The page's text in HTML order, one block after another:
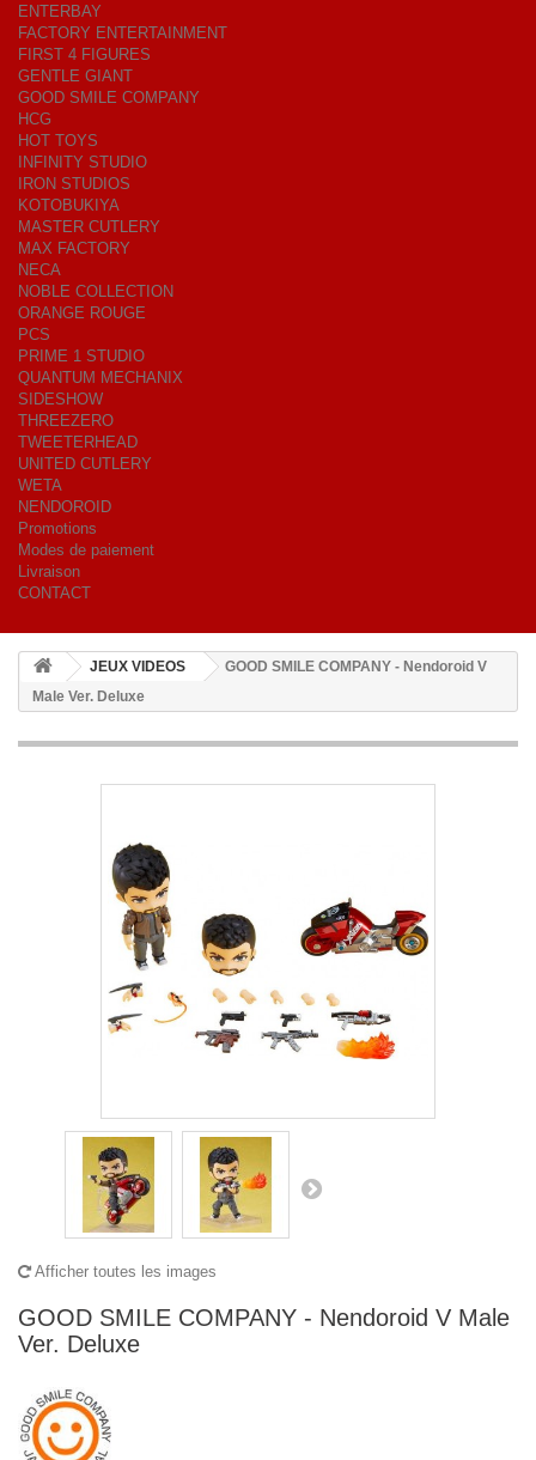
ENTERBAY
FACTORY ENTERTAINMENT
FIRST 4 FIGURES
GENTLE GIANT
GOOD SMILE COMPANY
HCG
HOT TOYS
INFINITY STUDIO
IRON STUDIOS
KOTOBUKIYA
MASTER CUTLERY
MAX FACTORY
NECA
NOBLE COLLECTION
ORANGE ROUGE
PCS
PRIME 1 STUDIO
QUANTUM MECHANIX
SIDESHOW
THREEZERO
TWEETERHEAD
UNITED CUTLERY
WETA
NENDOROID
Promotions
Modes de paiement
Livraison
CONTACT
JEUX VIDEOS
GOOD SMILE COMPANY - Nendoroid V
Male Ver. Deluxe
Afficher toutes les images
GOOD SMILE COMPANY - Nendoroid V Male
Ver. Deluxe